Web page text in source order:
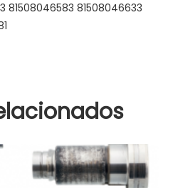
81508046583 81508046633